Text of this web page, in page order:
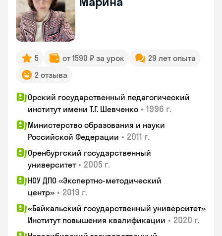
5 от 1590 ₽ за урок
29 лет опыта
2 отзыва
Орский государственный педагогический
институт имени Т.Г. Шевченко • 1996 г.
Министерство образования и науки
Российской Федерации • 2011 г.
Оренбургский государственный
университет • 2005 г.
НОУ ДПО «Экспертно-методический
центр» • 2019 г.
«Байкальский государственный университет»
Институт повышения квалификации • 2020 г.